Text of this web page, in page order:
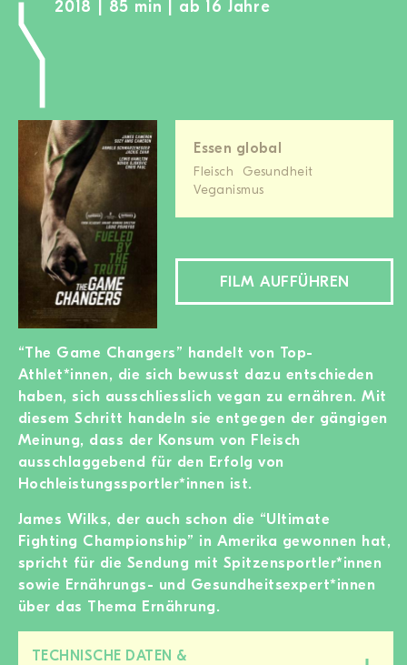
2018 | 85 min | ab 16 Jahre
Essen global
Fleisch
Gesundheit
Veganismus
FILM AUFFÜHREN
“The Game Changers” handelt von Top-
Athlet*innen, die sich bewusst dazu entschieden
haben, sich ausschliesslich vegan zu ernähren. Mit
diesem Schritt handeln sie entgegen der gängigen
Meinung, dass der Konsum von Fleisch
ausschlaggebend für den Erfolg von
Hochleistungssportler*innen ist.
James Wilks, der auch schon die “Ultimate
Fighting Championship” in Amerika gewonnen hat,
spricht für die Sendung mit Spitzensportler*innen
sowie Ernährungs- und Gesundheitsexpert*innen
über das Thema Ernährung.
TECHNISCHE DATEN &